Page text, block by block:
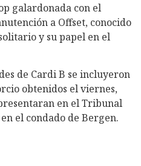
galardonada con el
a Offset, conocido
y su papel en el
de Cardi B se incluyeron
obtenidos el viernes,
en el Tribunal
el condado de Bergen.